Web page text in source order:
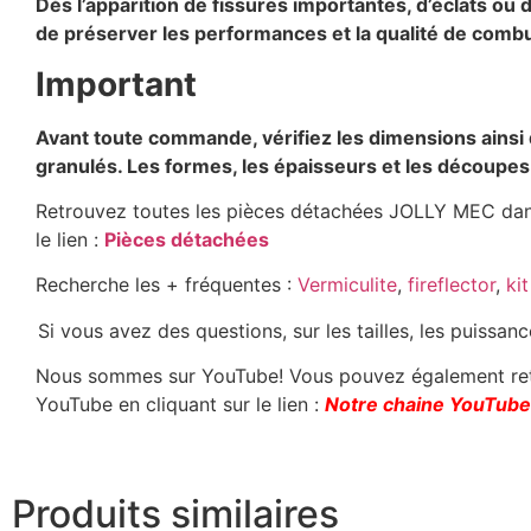
Dès l’apparition de fissures importantes, d’éclats
de préserver les performances et la qualité de
Important
Avant toute commande, vérifiez les dimensions
granulés. Les formes, les épaisseurs et les
Retrouvez toutes les pièces détachées JOLLY MEC
le lien : Pièces détachées
Recherche les + fréquentes : Vermiculite, fireflector,
Si vous avez des questions, sur les tailles, les
Nous sommes sur YouTube! Vous pouvez
YouTube en cliquant sur le lien : Notre chaine YouTube
Produits similaires